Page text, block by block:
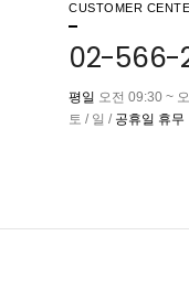
CUSTOMER
02-566-
평일 오전 09:30 ~
토 / 일 / 공휴일 휴무